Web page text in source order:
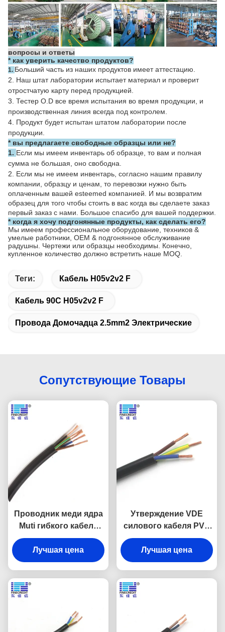
вопросы и ответы
* как уверить качество продуктов?
1. Больший часть из наших продуктов имеет аттестацию.
2. Наш штат лаборатории испытает материал и проверит
отростчатую карту перед продукцией.
3. Тестер O.D все время испытания во время продукции, и
производственная линия всегда под контролем.
4. Продукт будет испытан штатом лаборатории после
продукции.
* вы предлагаете свободные образцы или не?
1. Если мы имеем инвентарь об образце, то вам и полная
сумма не большая, оно свободна.
2. Если мы не имеем инвентарь, согласно нашим правилу
компании, образцу и ценам, то перевозки нужно быть
оплаченным вашей esteemed компанией. И мы возвратим
образец для того чтобы стоить в вас когда вы сделаете заказ
первый заказ с нами. Большое спасибо для вашей поддержки.
* когда я хочу подгонянные продукты, как сделать его?
Мы имеем профессиональное оборудование, техников &
умелые работники, OEM & подгонянное обслуживание
радушны. Чертежи или образцы необходимы. Конечно,
купленное количество должно встретить наше MOQ.
Теги: Кабель H05v2v2 F
Кабель 90C H05v2v2 F
Провода Домочадца 2.5mm2 Электрические
Сопутствующие Товары
Проводник меди ядра
Muti гибкого кабеля
H05VVF 0.5-6mm2
промышленный
Лучшая цена
Утверждение VDE
силового кабеля PVC
H05V2V2-F 2x0.75mm2
300/500V гибкое
Лучшая цена